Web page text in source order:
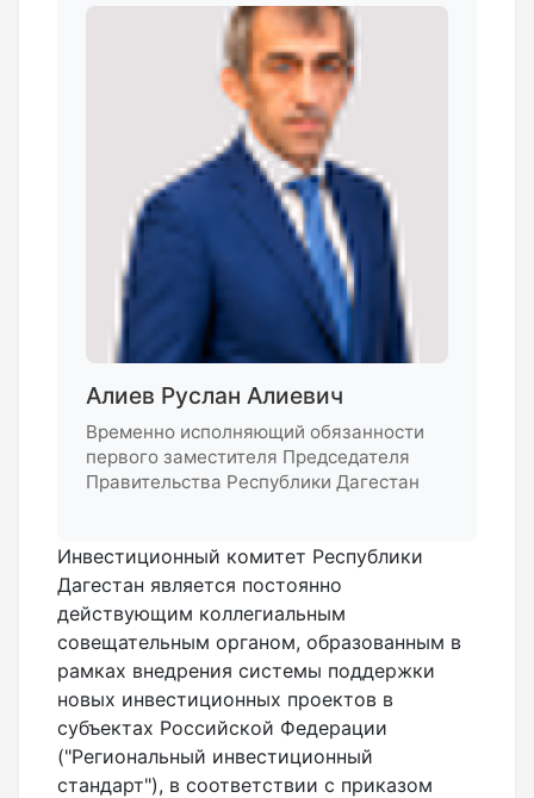
Алиев Руслан Алиевич
Временно исполняющий обязанности
первого заместителя Председателя
Правительства Республики Дагестан
Инвестиционный комитет Республики
Дагестан является постоянно
действующим коллегиальным
совещательным органом, образованным в
рамках внедрения системы поддержки
новых инвестиционных проектов в
субъектах Российской Федерации
("Региональный инвестиционный
стандарт"), в соответствии с приказом